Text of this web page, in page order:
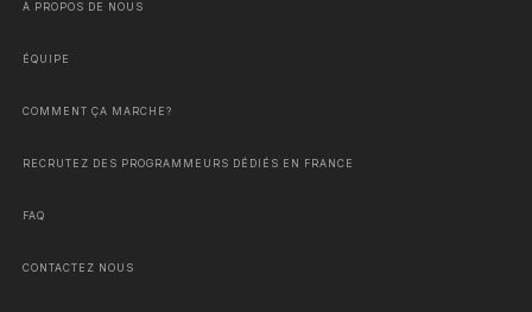
À PROPOS DE NOUS
ÉQUIPE
COMMENT ÇA MARCHE?
RECRUTEZ DES PROGRAMMEURS DÉDIÉS EN FRANCE
FAQ
CONTACTEZ NOUS